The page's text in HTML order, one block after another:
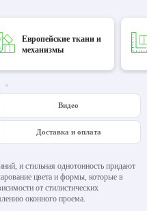
Европейские ткани и
механизмы
Видео
Доставка и оплата
и стильная однотонность придают
цвета и формы, которые в
от стилистических
оконного проема.